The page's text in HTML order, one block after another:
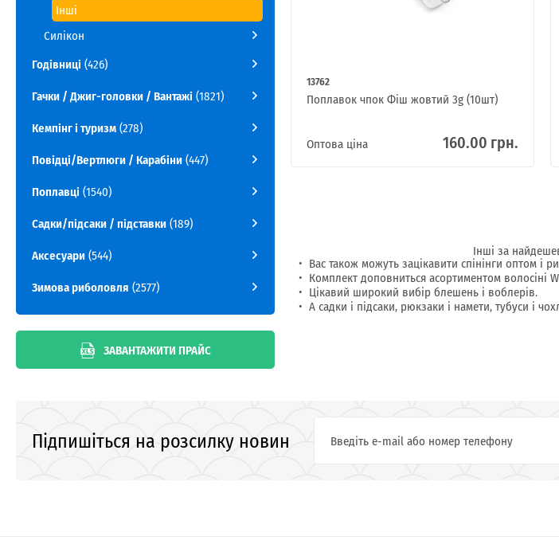
13762
Поплавок чпок Фіш жовтий 3g (10шт)
Оптова ціна 160.00 грн.
Інші за
Вас також можуть зацікавити спінінги оптом і
Комплект доповниться асортиментом волосіні
Цікавий широкий вибір блешень і воблерів.
А садки і підсаки, рюкзаки і намети, тубуси і
Інші
Силікон
Годівниці (426)
Гачки / Джиг-головки / Вантажі (1821)
Кемпінг і туризм(278)
Повідці/Вертлюги / Карабіни(447)
Поплавці (1540)
Садки/підсаки / підставки(189)
Аксесуари(544)
Зимова риболовля (2577)
ЗАВАНТАЖИТИ ПРАЙС
Підпишіться на розсилку новин